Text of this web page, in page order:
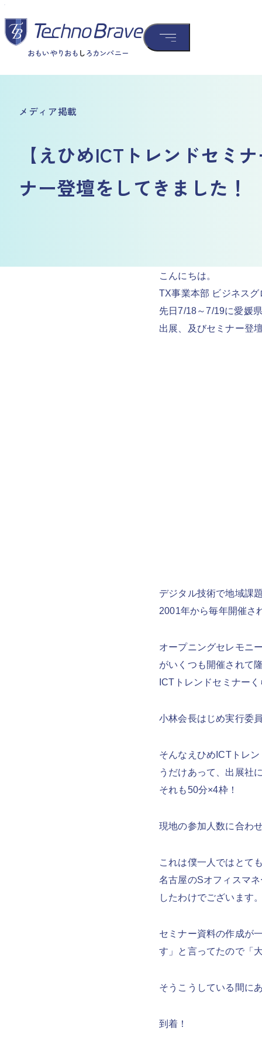
メディア掲載
【えひめICTトレンドセミ
ナー登壇をしてきました！
こんにちは。
TX事業本部 ビジネス
先日7/18～7/19に愛媛
出展、及びセミナー登
デジタル技術で地域課
2001年から毎年開催さ
オープニングセレモニ
がいくつも開催されて
ICTトレンドセミナー
小林会長はじめ実行委
そんなえひめICTトレ
うだけあって、出展社
それも50分×4枠！
現地の参加人数に合わ
これは僕一人ではとて
名古屋のSオフィスマ
したわけでございます
セミナー資料の作成が
す」と言ってたので「
そうこうしている間に
到着！